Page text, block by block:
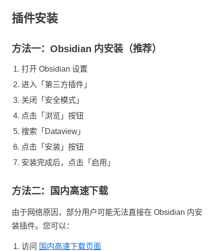
插件安装
方法一：Obsidian 内安装（推荐）
打开 Obsidian 设置
进入「第三方插件」
关闭「安全模式」
点击「浏览」按钮
搜索「Dataview」
点击「安装」按钮
安装完成后，点击「启用」
方法二：国内高速下载
由于网络原因，部分用户可能无法直接在 Obsidian 内安
装插件。您可以：
访问 国内高速下载页面